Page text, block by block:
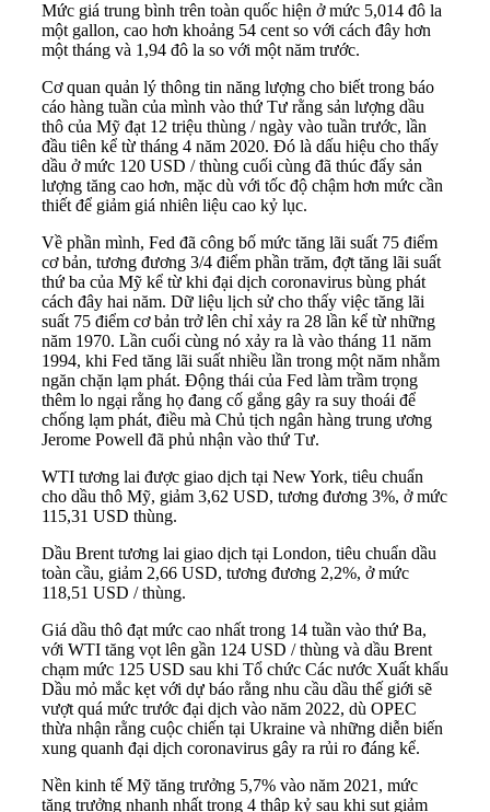
Mức giá trung bình trên toàn quốc hiện ở mức 5,014 đô la
một gallon, cao hơn khoảng 54 cent so với cách đây hơn
một tháng và 1,94 đô la so với một năm trước.
Cơ quan quản lý thông tin năng lượng cho biết trong báo
cáo hàng tuần của mình vào thứ Tư rằng sản lượng dầu
thô của Mỹ đạt 12 triệu thùng / ngày vào tuần trước, lần
đầu tiên kể từ tháng 4 năm 2020. Đó là dấu hiệu cho thấy
dầu ở mức 120 USD / thùng cuối cùng đã thúc đẩy sản
lượng tăng cao hơn, mặc dù với tốc độ chậm hơn mức cần
thiết để giảm giá nhiên liệu cao kỷ lục.
Về phần mình, Fed đã công bố mức tăng lãi suất 75 điểm
cơ bản, tương đương 3/4 điểm phần trăm, đợt tăng lãi suất
thứ ba của Mỹ kể từ khi đại dịch coronavirus bùng phát
cách đây hai năm. Dữ liệu lịch sử cho thấy việc tăng lãi
suất 75 điểm cơ bản trở lên chỉ xảy ra 28 lần kể từ những
năm 1970. Lần cuối cùng nó xảy ra là vào tháng 11 năm
1994, khi Fed tăng lãi suất nhiều lần trong một năm nhằm
ngăn chặn lạm phát. Động thái của Fed làm trầm trọng
thêm lo ngại rằng họ đang cố gắng gây ra suy thoái để
chống lạm phát, điều mà Chủ tịch ngân hàng trung ương
Jerome Powell đã phủ nhận vào thứ Tư.
WTI tương lai được giao dịch tại New York, tiêu chuẩn
cho dầu thô Mỹ, giảm 3,62 USD, tương đương 3%, ở mức
115,31 USD thùng.
Dầu Brent tương lai giao dịch tại London, tiêu chuẩn dầu
toàn cầu, giảm 2,66 USD, tương đương 2,2%, ở mức
118,51 USD / thùng.
Giá dầu thô đạt mức cao nhất trong 14 tuần vào thứ Ba,
với WTI tăng vọt lên gần 124 USD / thùng và dầu Brent
chạm mức 125 USD sau khi Tổ chức Các nước Xuất khẩu
Dầu mỏ mắc kẹt với dự báo rằng nhu cầu dầu thế giới sẽ
vượt quá mức trước đại dịch vào năm 2022, dù OPEC
thừa nhận rằng cuộc chiến tại Ukraine và những diễn biến
xung quanh đại dịch coronavirus gây ra rủi ro đáng kể.
Nền kinh tế Mỹ tăng trưởng 5,7% vào năm 2021, mức
tăng trưởng nhanh nhất trong 4 thập kỷ sau khi sụt giảm